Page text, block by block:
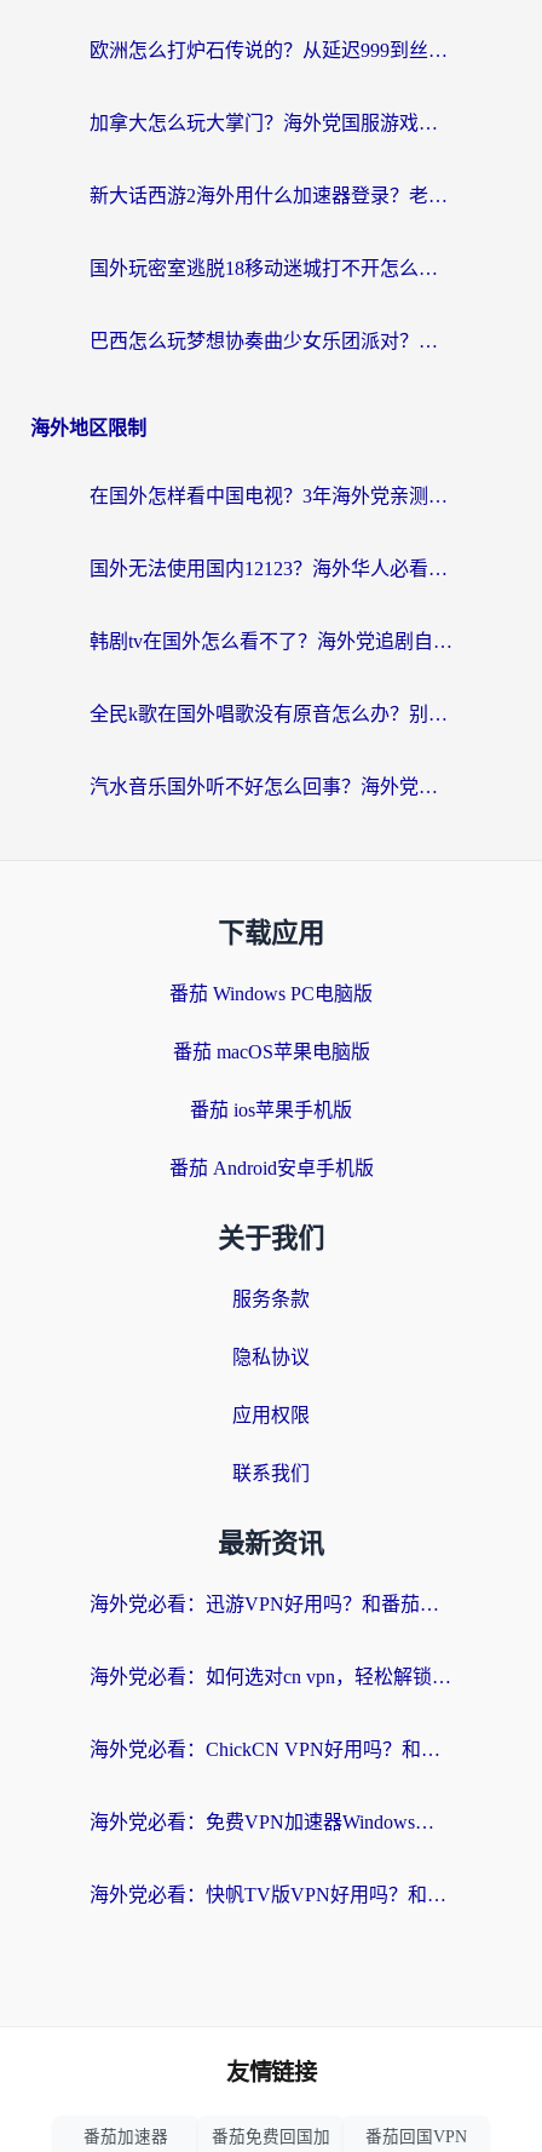
欧洲怎么打炉石传说的？从延迟999到丝滑上分，我找到了靠谱加速器
加拿大怎么玩大掌门？海外党国服游戏加速避坑指南（附实用工具推荐）
新大话西游2海外用什么加速器登录？老玩家亲测有效的国服游戏加速指南
国外玩密室逃脱18移动迷城打不开怎么办？海外玩家亲测有效的解决指南
巴西怎么玩梦想协奏曲少女乐团派对？海外党必看的国服游戏加速全攻略（附波兰天涯明月刀实用技巧）
海外地区限制
在国外怎样看中国电视？3年海外党亲测有效的追剧加速器指南
国外无法使用国内12123？海外华人必看：选对回国加速器，解决迪拜语音+12123访问难题
韩剧tv在国外怎么看不了？海外党追剧自由的终极解决方案来了
全民k歌在国外唱歌没有原音怎么办？别让地域限制毁了你的麦霸时刻
汽水音乐国外听不好怎么回事？海外党亲测有效的回国加速方案来了
下载应用
番茄 Windows PC电脑版
番茄 macOS苹果电脑版
番茄 ios苹果手机版
番茄 Android安卓手机版
关于我们
服务条款
隐私协议
应用权限
联系我们
最新资讯
海外党必看：迅游VPN好用吗？和番茄加速器VPN对比哪个回国效果更好？
海外党必看：如何选对cn vpn，轻松解锁国内影音游戏？
海外党必看：ChickCN VPN好用吗？和星河VPN对比哪个回国效果更好？附真实体验+避坑指南
海外党必看：免费VPN加速器Windows版怎么选？附真实测评与无缝访问国内资源指南
海外党必看：快帆TV版VPN好用吗？和hi龟龟VPN对比哪个回国效果更好？附免费加速器选择指南
友情链接
番茄加速器 番茄免费回国加 番茄回国VPN